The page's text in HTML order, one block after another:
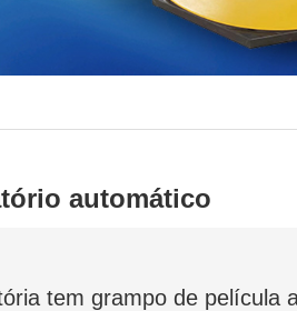
automático
tem grampo de película